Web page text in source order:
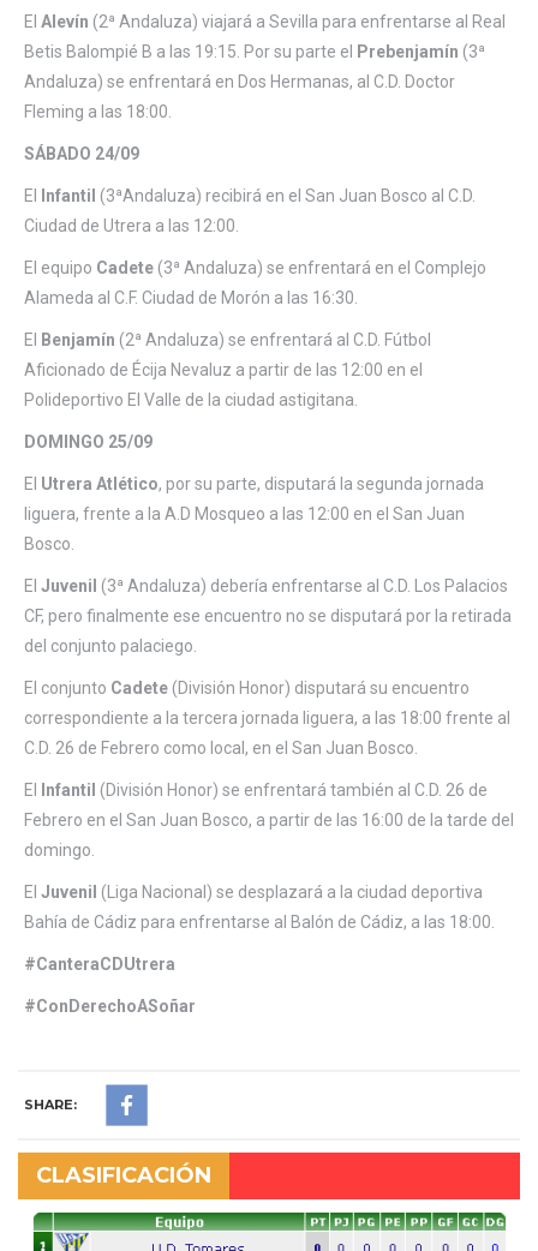
El Alevín (2ª Andaluza) viajará a Sevilla para enfrentarse al Real
Betis Balompié B a las 19:15. Por su parte el
Prebenjamín (3ª
Andaluza) se enfrentará en Dos Hermanas, al C.D. Doctor
Fleming a las 18:00.
SÁBADO 24/09
El Infantil (3ªAndaluza) recibirá en el San Juan Bosco al C.D.
Ciudad de Utrera a las 12:00.
El equipo Cadete (3ª Andaluza) se enfrentará en el Complejo
Alameda al C.F. Ciudad de Morón a las 16:30.
El Benjamín (2ª Andaluza) se enfrentará al C.D. Fútbol
Aficionado de Écija Nevaluz a partir de las 12:00 en el
Polideportivo El Valle de la ciudad astigitana.
DOMINGO 25/09
El Utrera Atlético, por su parte, disputará la segunda jornada
liguera, frente a la A.D Mosqueo a las 12:00 en el San Juan
Bosco.
El Juvenil (3ª Andaluza) debería enfrentarse al C.D. Los Palacios
CF, pero finalmente ese encuentro no se disputará por la retirada
del conjunto palaciego.
El conjunto Cadete (División Honor) disputará su encuentro
correspondiente a la tercera jornada liguera, a las 18:00 frente al
C.D. 26 de Febrero como local, en el San Juan Bosco.
El Infantil (División Honor) se enfrentará también al C.D. 26 de
Febrero en el San Juan Bosco, a partir de las 16:00 de la tarde del
domingo.
El Juvenil (Liga Nacional) se desplazará a la ciudad deportiva
Bahía de Cádiz para enfrentarse al Balón de Cádiz, a las 18:00.
#CanteraCDUtrera
#ConDerechoASoñar
SHARE:
CLASIFICACIÓN